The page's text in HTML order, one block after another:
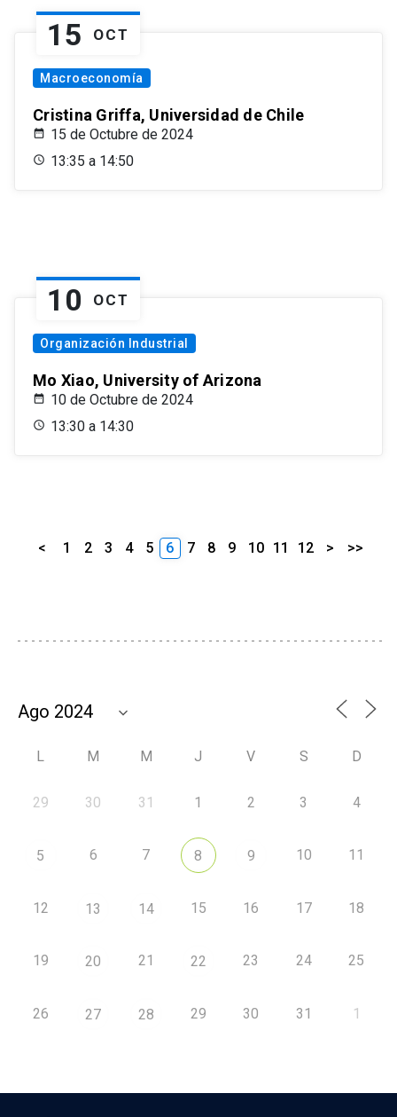
15 OCT
Macroeconomía
Cristina Griffa, Universidad de Chile
15 de Octubre de 2024
13:35 a 14:50
10 OCT
Organización Industrial
Mo Xiao, University of Arizona
10 de Octubre de 2024
13:30 a 14:30
< 1 2 3 4 5 6 7 8 9 10 11 12 > >>
L M M J V S D
29 30 31 1 2 3 4
5 6 7 8 9 10 11
12 13 14 15 16 17 18
19 20 21 22 23 24 25
26 27 28 29 30 31 1